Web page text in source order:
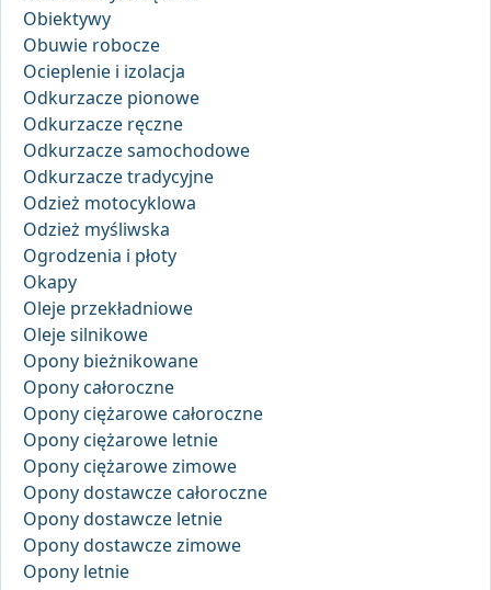
Obiektywy
Obuwie robocze
Ocieplenie i izolacja
Odkurzacze pionowe
Odkurzacze ręczne
Odkurzacze samochodowe
Odkurzacze tradycyjne
Odzież motocyklowa
Odzież myśliwska
Ogrodzenia i płoty
Okapy
Oleje przekładniowe
Oleje silnikowe
Opony bieżnikowane
Opony całoroczne
Opony ciężarowe całoroczne
Opony ciężarowe letnie
Opony ciężarowe zimowe
Opony dostawcze całoroczne
Opony dostawcze letnie
Opony dostawcze zimowe
Opony letnie